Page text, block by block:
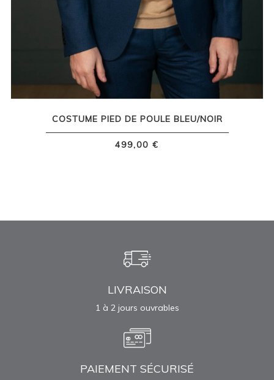
COSTUME PIED DE POULE BLEU/NOIR
499,00 €
LIVRAISON
1 à 2 jours ouvrables
PAIEMENT SÉCURISÉ